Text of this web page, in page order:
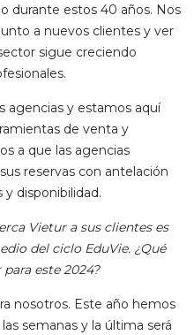
durante estos 40 años. Nos
a nuevos clientes y ver
sigue creciendo
agencias y estamos aquí
de venta y
a que las agencias
reservas con antelación
disponibilidad.
Vietur a sus clientes es
del ciclo EduVie. ¿Qué
este 2024?
nosotros. Este año hemos
semanas y la última será